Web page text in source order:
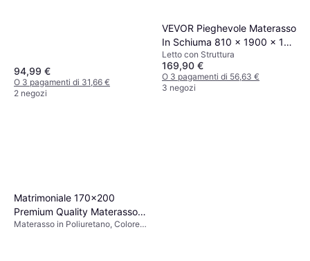
94,99 €
O 3 pagamenti di 31,66 €
2 negozi
VEVOR Pieghevole Materasso
In Schiuma 810 x 1900 x 125
Mm Letto con Struttura
Letto con Struttura
169,90 €
O 3 pagamenti di 56,63 €
3 negozi
Matrimoniale 170x200
Premium Quality Materasso in
Poliuretano
Materasso in Poliuretano, Colore: